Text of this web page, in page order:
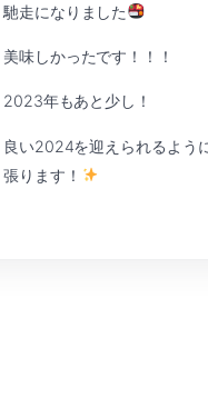
馳走になりました
美味しかったです！！！
2023年もあと少し！
良い2024を迎えられるよう
張ります！